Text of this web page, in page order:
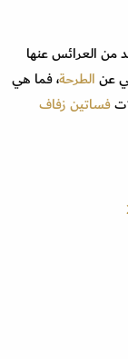
من العرائس عنها
عنالطرحة، فما هي
فساتين زفاف